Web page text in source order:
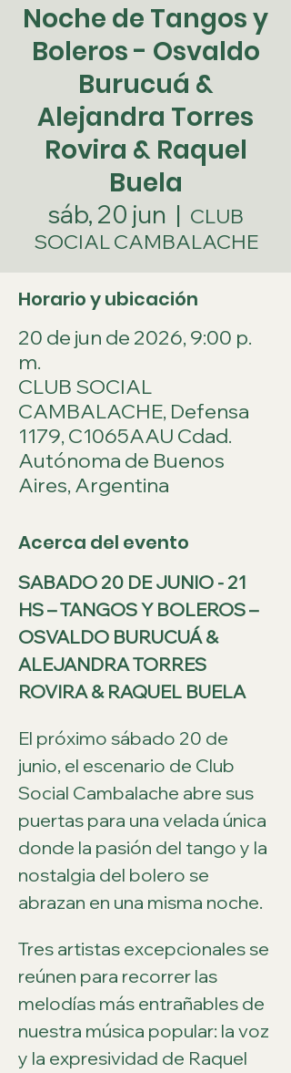
Noche de Tangos y
Boleros - Osvaldo
Burucuá &
Alejandra Torres
Rovira & Raquel
Buela
sáb, 20 jun
  |
CLUB
SOCIAL CAMBALACHE
Horario y ubicación
20 de jun de 2026, 9:00 p.
m.
CLUB SOCIAL
CAMBALACHE, Defensa
1179, C1065AAU Cdad.
Autónoma de Buenos
Aires, Argentina
Acerca del evento
SABADO 20 DE JUNIO - 21
HS – TANGOS Y BOLEROS –
OSVALDO BURUCUÁ &
ALEJANDRA TORRES
ROVIRA & RAQUEL BUELA
El próximo sábado 20 de
junio, el escenario de Club
Social Cambalache abre sus
puertas para una velada única
donde la pasión del tango y la
nostalgia del bolero se
abrazan en una misma noche.
Tres artistas excepcionales se
reúnen para recorrer las
melodías más entrañables de
nuestra música popular: la voz
y la expresividad de Raquel